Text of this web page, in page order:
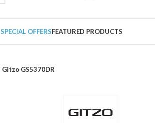
SPECIAL OFFERSFEATURED PRODUCTS
Gitzo GS5370DR